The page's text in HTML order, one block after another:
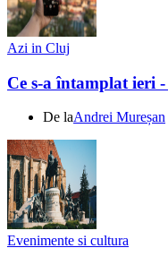
Azi in Cluj
Ce s-a întamplat ieri
De laAndrei Mureșan
Evenimente si cultura